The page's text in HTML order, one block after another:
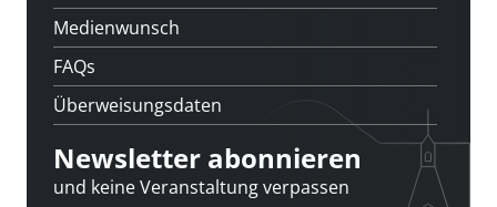
Medienwunsch
FAQs
Überweisungsdaten
Newsletter abonnieren
und keine Veranstaltung verpassen